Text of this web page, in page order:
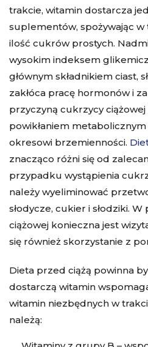
trakcie, witamin dostarcza
suplementów, spożywając
ilość cukrów prostych.
wysokim indeksem
głównym składnikiem ciast,
zakłóca pracę hormonów i
przyczyną cukrzycy
powikłaniem
okresowi brzemienności.
znacząco różni się od
przypadku wystąpienia
należy wyeliminować
słodycze, cukier i słodziki.
ciążowej konieczna jest
się również skorzystanie z
Dieta przed ciążą powinna
dostarczą witamin
witamin niezbędnych w
należą: